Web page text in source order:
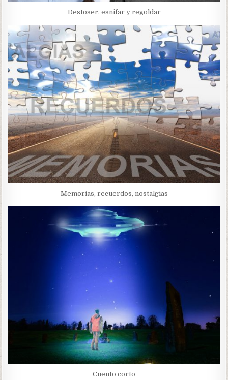
Destoser, esnifar y regoldar
Memorias, recuerdos, nostalgias
Cuento corto